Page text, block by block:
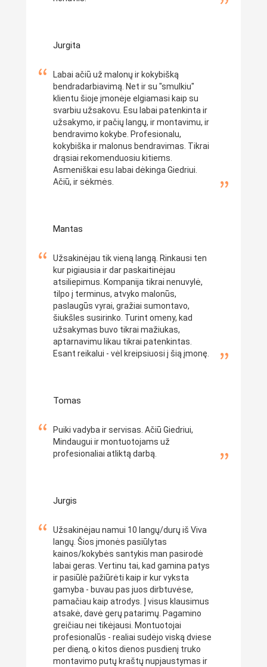
Jurgita
Labai ačiū už malonų ir kokybišką
bendradarbiavimą. Net ir su "smulkiu"
klientu šioje įmonėje elgiamasi kaip su
svarbiu užsakovu. Esu labai patenkinta ir
užsakymo, ir pačių langų, ir montavimu, ir
bendravimo kokybe. Profesionalu,
kokybiška ir malonus bendravimas. Tikrai
drąsiai rekomenduosiu kitiems.
Asmeniškai esu labai dėkinga Giedriui.
Ačiū, ir sėkmės.
Mantas
Užsakinėjau tik vieną langą. Rinkausi ten
kur pigiausia ir dar paskaitinėjau
atsiliepimus. Kompanija tikrai nenuvylė,
tilpo į terminus, atvyko malonūs,
paslaugūs vyrai, gražiai sumontavo,
šiukšles susirinko. Turint omeny, kad
užsakymas buvo tikrai mažiukas,
aptarnavimu likau tikrai patenkintas.
Esant reikalui - vėl kreipsiuosi į šią įmonę.
Tomas
Puiki vadyba ir servisas. Ačiū Giedriui,
Mindaugui ir montuotojams už
profesionaliai atliktą darbą.
Jurgis
Užsakinėjau namui 10 langų/durų iš Viva
langų. Šios įmonės pasiūlytas
kainos/kokybės santykis man pasirodė
labai geras. Vertinu tai, kad gamina patys
ir pasiūlė pažiūrėti kaip ir kur vyksta
gamyba - buvau pas juos dirbtuvėse,
pamačiau kaip atrodys. Į visus klausimus
atsakė, davė gerų patarimų. Pagamino
greičiau nei tikėjausi. Montuotojai
profesionalūs - realiai sudėjo viską dviese
per dieną, o kitos dienos pusdienį truko
montavimo putų kraštų nupjaustymas ir